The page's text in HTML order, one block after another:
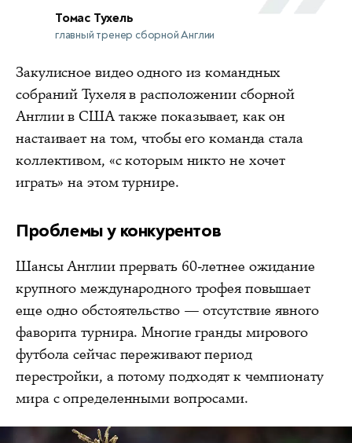
Томас Тухель
главный тренер сборной Англии
Закулисное видео одного из командных
собраний Тухеля в расположении сборной
Англии в США также показывает, как он
настаивает на том, чтобы его команда стала
коллективом, «с которым никто не хочет
играть» на этом турнире.
Проблемы у конкурентов
Шансы Англии прервать 60-летнее ожидание
крупного международного трофея повышает
еще одно обстоятельство — отсутствие явного
фаворита турнира. Многие гранды мирового
футбола сейчас переживают период
перестройки, а потому подходят к чемпионату
мира с определенными вопросами.